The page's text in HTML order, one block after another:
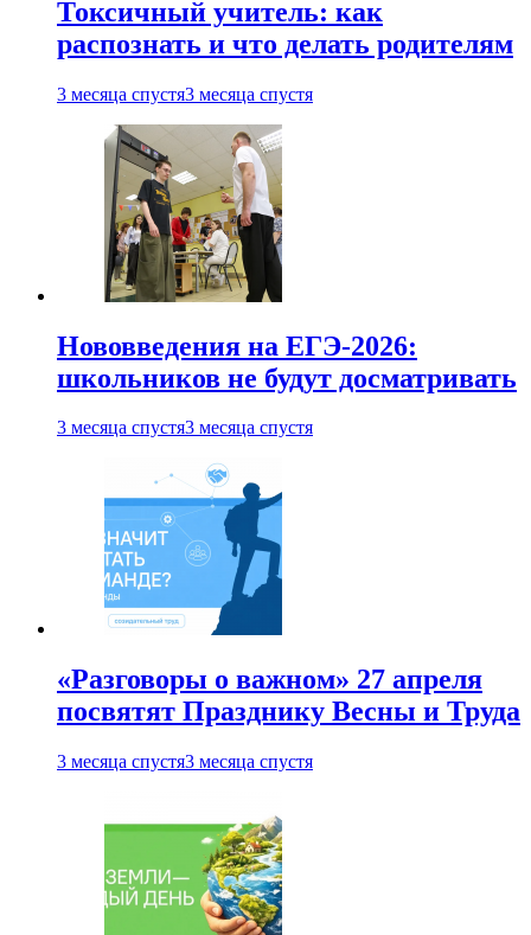
Токсичный учитель: как
распознать и что делать родителям
3 месяца спустя3 месяца спустя
Нововведения на ЕГЭ-2026:
школьников не будут досматривать
3 месяца спустя3 месяца спустя
«Разговоры о важном» 27 апреля
посвятят Празднику Весны и Труда
3 месяца спустя3 месяца спустя